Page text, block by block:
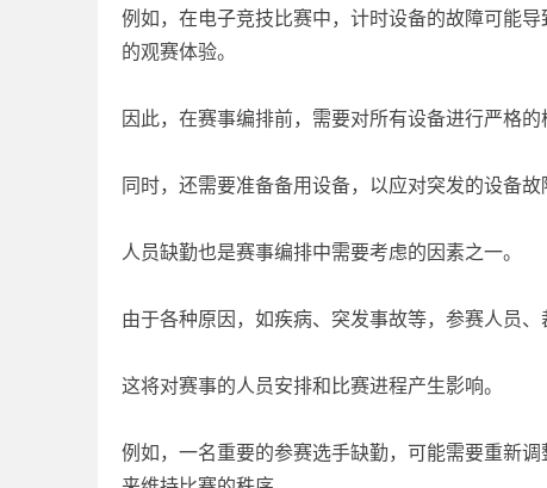
例如，在电子竞技比赛中，计时设备的故障可能
的观赛体验。
因此，在赛事编排前，需要对所有设备进行严格的
同时，还需要准备备用设备，以应对突发的设备故
人员缺勤也是赛事编排中需要考虑的因素之一。
由于各种原因，如疾病、突发事故等，参赛人员
这将对赛事的人员安排和比赛进程产生影响。
例如，一名重要的参赛选手缺勤，可能需要重新